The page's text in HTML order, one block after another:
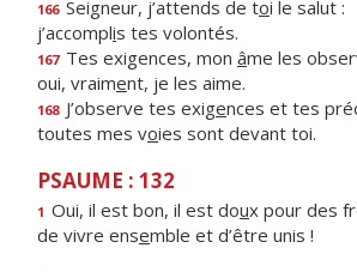
166 Seigneur, j’attends de toi le salut :
j’accomplis tes volontés.
167 Tes exigences, mon âme les
oui, vraiment, je les aime.
168 J’observe tes exigences et tes
toutes mes voies sont devant toi.
PSAUME : 132
1 Oui, il est bon, il est doux pour des
de vivre ensemble et d’être unis !